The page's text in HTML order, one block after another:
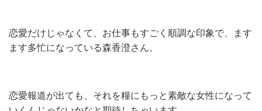
恋愛だけじゃなくて、お仕事もすごく順調な印象で、ます
ます多忙になっている森香澄さん。
恋愛報道が出ても、それを糧にもっと素敵な女性になって